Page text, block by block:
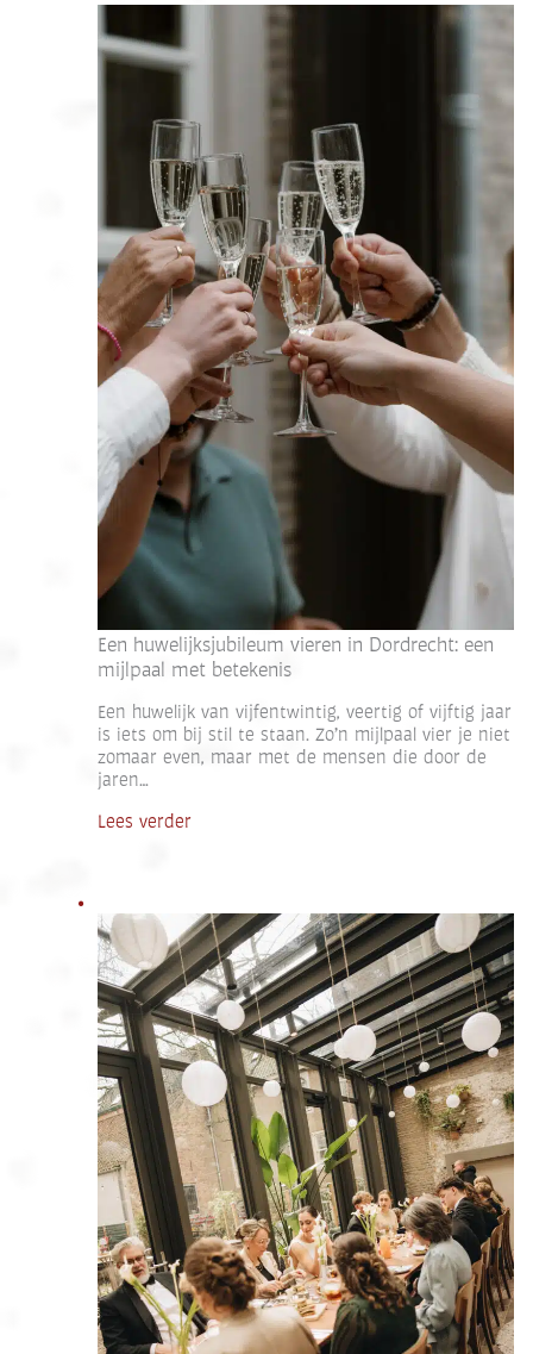
Een huwelijksjubileum vieren in Dordrecht: een
mijlpaal met betekenis
Een huwelijk van vijfentwintig, veertig of vijftig jaar
is iets om bij stil te staan. Zo’n mijlpaal vier je niet
zomaar even, maar met de mensen die door de
jaren…
Lees verder